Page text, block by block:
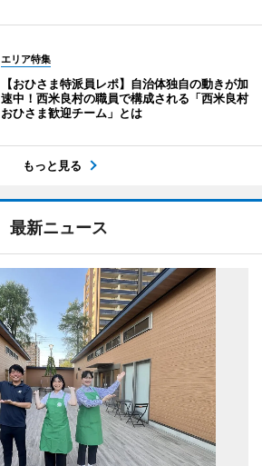
エリア特集
【おひさま特派員レポ】自治体独自の動きが加
速中！西米良村の職員で構成される「西米良村
おひさま歓迎チーム」とは
もっと見る
最新ニュース